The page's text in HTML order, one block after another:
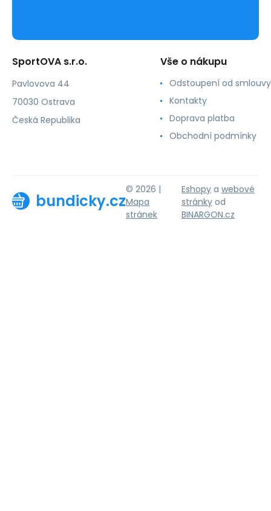
SportOVA s.r.o.
Pavlovova 44
70030 Ostrava
Česká Republika
Vše o nákupu
Odstoupení od smlouvy
Kontakty
Doprava platba
Obchodní podmínky
bundicky.cz
© 2026 |
Mapa
stránek
Eshopy a webové
stránky od
BINARGON.cz